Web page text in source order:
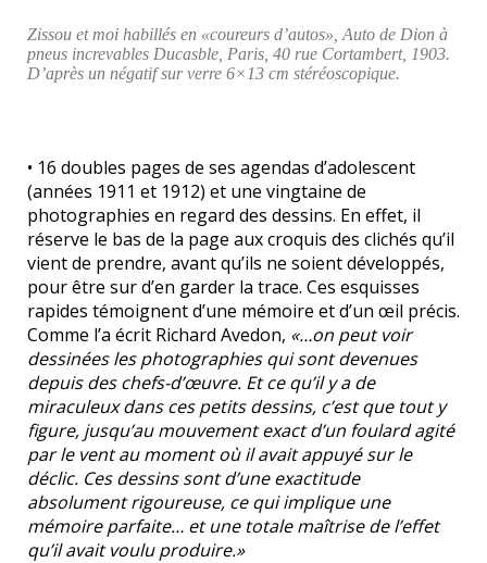
Zissou et moi habillés en «coureurs d’autos», Auto de Dion à
pneus increvables Ducasble, Paris, 40 rue Cortambert, 1903.
D’après un négatif sur verre 6×13 cm stéréoscopique.
• 16 doubles pages de ses agendas d’adolescent
(années 1911 et 1912) et une vingtaine de
photographies en regard des dessins. En effet, iI
réserve le bas de la page aux croquis des clichés qu’il
vient de prendre, avant qu’ils ne soient développés,
pour être sur d’en garder la trace. Ces esquisses
rapides témoignent d’une mémoire et d’un œil précis.
Comme l’a écrit Richard Avedon, «…on peut voir
dessinées les photographies qui sont devenues
depuis des chefs-d’œuvre. Et ce qu’il y a de
miraculeux dans ces petits dessins, c’est que tout y
figure, jusqu’au mouvement exact d’un foulard agité
par le vent au moment où il avait appuyé sur le
déclic. Ces dessins sont d’une exactitude
absolument rigoureuse, ce qui implique une
mémoire parfaite… et une totale maîtrise de l’effet
qu’il avait voulu produire.»